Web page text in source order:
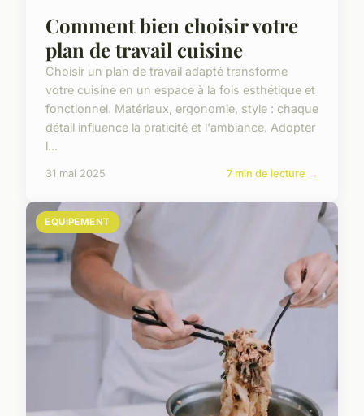
Comment bien choisir votre
plan de travail cuisine
Choisir un plan de travail adapté transforme
votre cuisine en un espace à la fois esthétique et
fonctionnel. Matériaux, ergonomie, style : chaque
détail influence la praticité et l'ambiance. Adopter
l...
31 mai 2025 7 min de lecture →
EQUIPEMENT